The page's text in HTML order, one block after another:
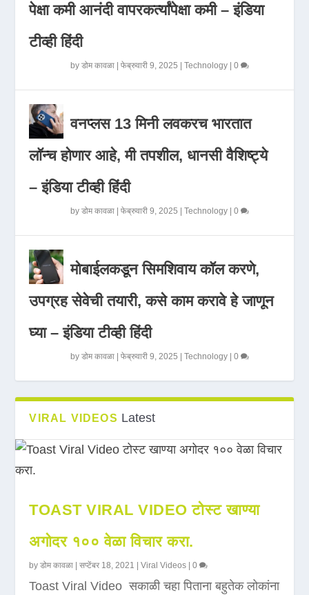
पेक्षा कमी आनंदी वापरकर्त्यांपेक्षा कमी – इंडिया
टीव्ही हिंदी
byडोम कावळा |फेब्रुवारी 9, 2025 |Technology |0
वनप्लस 13 मिनी लवकरच भारतात
लॉन्च होणार आहे, मी तपशील, धानसी वैशिष्ट्ये
– इंडिया टीव्ही हिंदी
byडोम कावळा |फेब्रुवारी 9, 2025 |Technology |0
मोबाईलकडून सिमशिवाय कॉल करणे,
उपग्रह सेवेची तयारी, कसे काम करावे हे जाणून
घ्या – इंडिया टीव्ही हिंदी
byडोम कावळा |फेब्रुवारी 9, 2025 |Technology |0
VIRAL VIDEOS Latest
TOAST VIRAL VIDEO टोस्ट खाण्या
अगोदर १०० वेळा विचार करा.
byडोम कावळा |सप्टेंबर 18, 2021 |Viral Videos |0
Toast Viral Video सकाळी चहा पिताना बहुतेक लोकांना